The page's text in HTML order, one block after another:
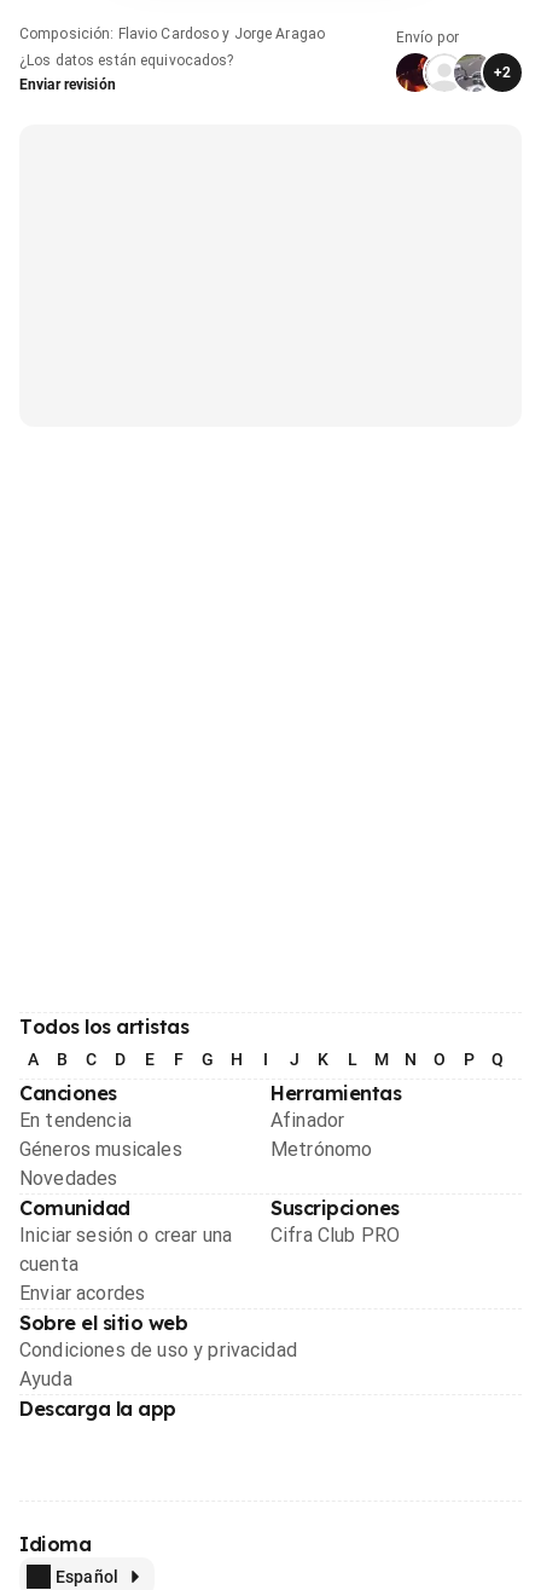
Composición: Flavio Cardoso y Jorge Aragao
¿Los datos están equivocados?
Enviar revisión
Envío por
+2
Todos los artistas
A B C D E F G H I J K L M N O P Q
Canciones
En tendencia
Géneros musicales
Novedades
Herramientas
Afinador
Metrónomo
Comunidad
Iniciar sesión o crear una
cuenta
Enviar acordes
Suscripciones
Cifra Club PRO
Sobre el sitio web
Condiciones de uso y privacidad
Ayuda
Descarga la app
Idioma
Español